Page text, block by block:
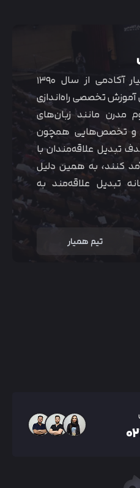
موسسه‌ی آموزشی همیار آکادمی از سال ۱۳۹۰
آموزش تخصصی راه‌اندازی
مدرن مانند زبان‌های
و تخصص‌هایی همچون
تبدیل علاقه‌مندان با
کنند، به همین دلیل
تبدیل علاقه‌مند به
تیم همیار